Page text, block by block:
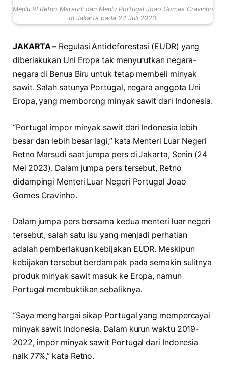
Menlu RI Retno Marsudi dan Menlu Portugal Joao Gomes Cravinho
di Jakarta pada 24 Juli 2023.
JAKARTA – Regulasi Antideforestasi (EUDR) yang
diberlakukan Uni Eropa tak menyurutkan negara-
negara di Benua Biru untuk tetap membeli minyak
sawit. Salah satunya Portugal, negara anggota Uni
Eropa, yang memborong minyak sawit dari Indonesia.
“Portugal impor minyak sawit dari Indonesia lebih
besar dan lebih besar lagi,” kata Menteri Luar Negeri
Retno Marsudi saat jumpa pers di Jakarta, Senin (24
Mei 2023). Dalam jumpa pers tersebut, Retno
didampingi Menteri Luar Negeri Portugal Joao
Gomes Cravinho.
Dalam jumpa pers bersama kedua menteri luar negeri
tersebut, salah satu isu yang menjadi perhatian
adalah pemberlakuan kebijakan EUDR. Meskipun
kebijakan tersebut berdampak pada semakin sulitnya
produk minyak sawit masuk ke Eropa, namun
Portugal membuktikan sebaliknya.
“Saya menghargai sikap Portugal yang mempercayai
minyak sawit Indonesia. Dalam kurun waktu 2019-
2022, impor minyak sawit Portugal dari Indonesia
naik 77%,” kata Retno.